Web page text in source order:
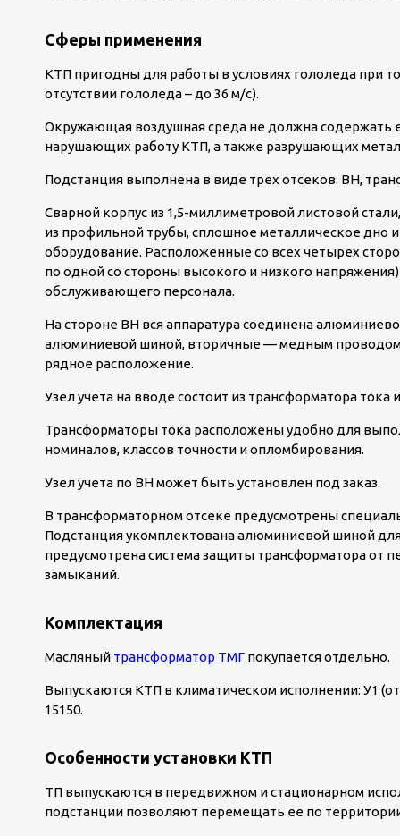
Сферы применения
КТП пригодны для работы в условиях гололеда при
отсутствии гололеда – до 36 м/с).
Окружающая воздушная среда не должна содержать
нарушающих работу КТП, а также разрушающих
Подстанция выполнена в виде трех отсеков: ВН,
Сварной корпус из 1,5-миллиметровой листовой
из профильной трубы, сплошное металлическое
оборудование. Расположенные со всех четырех
по одной со стороны высокого и низкого
обслуживающего персонала.
На стороне ВН вся аппаратура соединена
алюминиевой шиной, вторичные — медным
рядное расположение.
Узел учета на вводе состоит из трансформатора тока
Трансформаторы тока расположены удобно для
номиналов, классов точности и опломбирования.
Узел учета по ВН может быть установлен под заказ.
В трансформаторном отсеке предусмотрены
Подстанция укомплектована алюминиевой шиной
предусмотрена система защиты трансформатора от
замыканий.
Комплектация
Масляный трансформатор ТМГ покупается отдельно.
Выпускаются КТП в климатическом исполнении: У1 (от
15150.
Особенности установки КТП
ТП выпускаются в передвижном и стационарном
подстанции позволяют перемещать ее по